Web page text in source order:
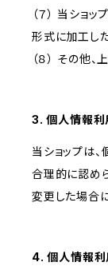
（７） 当ショ
形式に加工し
（８） その他
3. 個人情報利
当ショップは
合理的に認め
変更した場合
4. 個人情報